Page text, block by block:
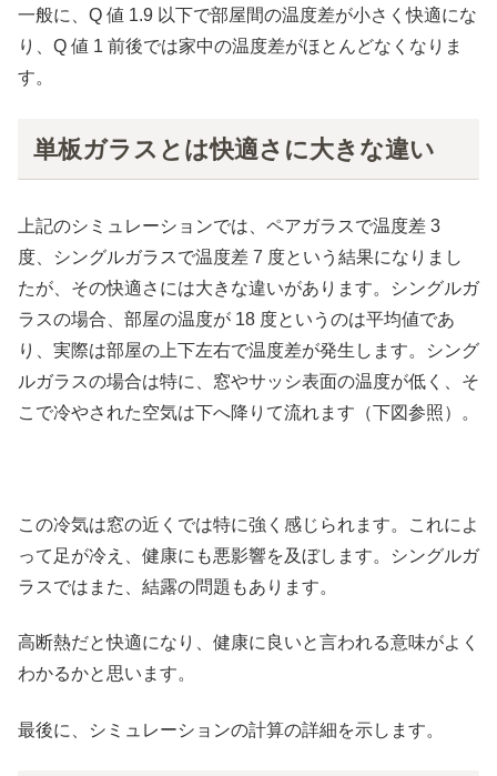
一般に、Q 値 1.9 以下で部屋間の温度差が小さく快適にな
り、Q 値 1 前後では家中の温度差がほとんどなくなりま
す。
単板ガラスとは快適さに大きな違い
上記のシミュレーションでは、ペアガラスで温度差 3
度、シングルガラスで温度差 7 度という結果になりまし
たが、その快適さには大きな違いがあります。シングルガ
ラスの場合、部屋の温度が 18 度というのは平均値であ
り、実際は部屋の上下左右で温度差が発生します。シング
ルガラスの場合は特に、窓やサッシ表面の温度が低く、そ
こで冷やされた空気は下へ降りて流れます（下図参照）。
この冷気は窓の近くでは特に強く感じられます。これによ
って足が冷え、健康にも悪影響を及ぼします。シングルガ
ラスではまた、結露の問題もあります。
高断熱だと快適になり、健康に良いと言われる意味がよく
わかるかと思います。
最後に、シミュレーションの計算の詳細を示します。